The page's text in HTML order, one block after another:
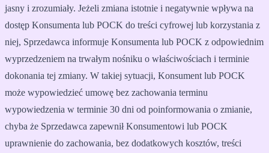
jasny i zrozumiały. Jeżeli zmiana istotnie i negatywnie wpływa na
dostęp Konsumenta lub POCK do treści cyfrowej lub korzystania z
niej, Sprzedawca informuje Konsumenta lub POCK z odpowiednim
wyprzedzeniem na trwałym nośniku o właściwościach i terminie
dokonania tej zmiany. W takiej sytuacji, Konsument lub POCK
może wypowiedzieć umowę bez zachowania terminu
wypowiedzenia w terminie 30 dni od poinformowania o zmianie,
chyba że Sprzedawca zapewnił Konsumentowi lub POCK
uprawnienie do zachowania, bez dodatkowych kosztów, treści